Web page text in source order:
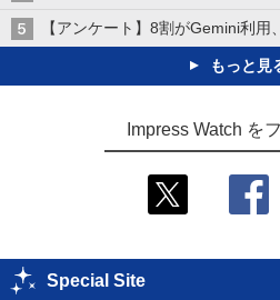
【アンケート】8割がGemini利
もっと見
Impress Watch を
Special Site